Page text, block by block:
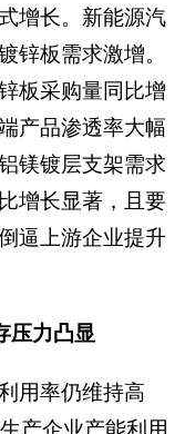
增长。新能源汽
锌板需求激增。
板采购量同比增
产品渗透率大幅
镁镀层支架需求
增长显著，且要
逼上游企业提升
压力凸显
用率仍维持高
产企业产能利用